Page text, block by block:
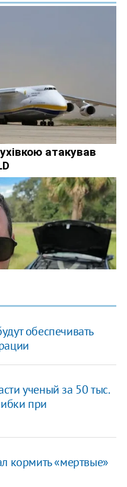
обеспечивать
ученый за 50 тыс.
при
кормить «мертвые»